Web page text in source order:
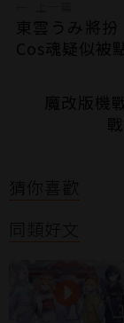
東雲うみ將
Cos魂疑似被
魔改版機
猜你喜歡
同類好文